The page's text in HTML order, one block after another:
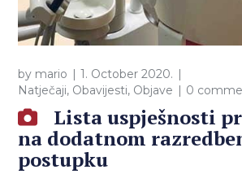
by mario
1. October 2020.
Natječaji, Obavijesti, Objave 0
Lista uspješnosti
na dodatnom
postupku